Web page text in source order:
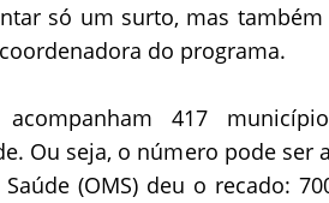
só um surto, mas
do programa.
417
Ou seja, o número pode ser
(OMS) deu o recado: